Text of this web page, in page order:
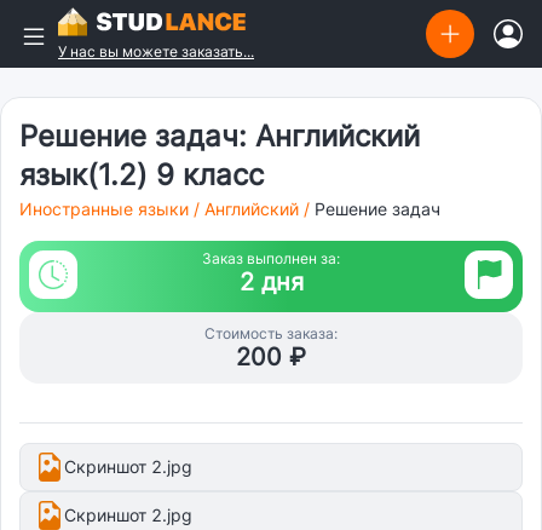
У нас вы можете заказать...
Решение задач: Английский
язык(1.2) 9 класс
Иностранные языки / Английский / Решение задач
Заказ выполнен за:
2 дня
Стоимость заказа:
200 ₽
Скриншот 2.jpg
Скриншот 2.jpg